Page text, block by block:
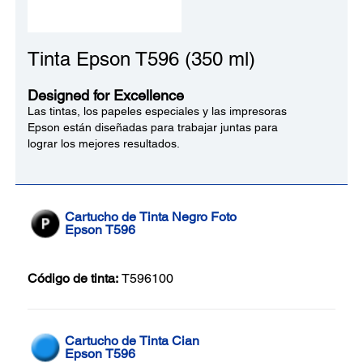
Tinta Epson T596 (350 ml)
Designed for Excellence
Las tintas, los papeles especiales y las impresoras
Epson están diseñadas para trabajar juntas para
lograr los mejores resultados.
Cartucho de Tinta Negro Foto
Epson T596
Código de tinta: T596100
Cartucho de Tinta Cian
Epson T596